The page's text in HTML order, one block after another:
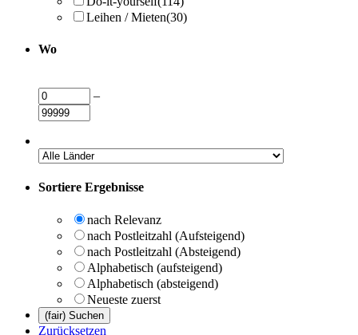
Leihen / Mieten(30)
Wo
–
Sortiere Ergebnisse
nach Relevanz
nach Postleitzahl (Aufsteigend)
nach Postleitzahl (Absteigend)
Alphabetisch (aufsteigend)
Alphabetisch (absteigend)
Neueste zuerst
Zurücksetzen